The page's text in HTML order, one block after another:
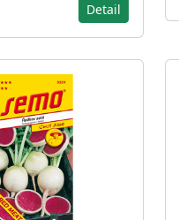
Detail